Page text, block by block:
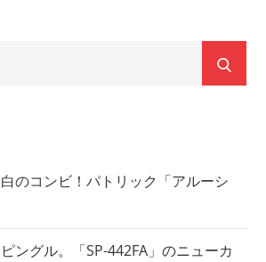
のコンビ！パトリック「アルーシ
ングル。「SP-442FA」のニューカ